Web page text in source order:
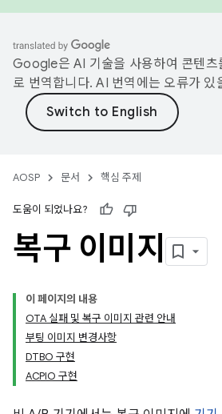
Google은 AI 기술을 사용하여 콘텐츠
로 번역합니다. AI 번역에는 오류가 있
AOSP 문서 핵심 주제
도움이 되었나요?
복구 이미지
이 페이지의 내용
OTA 실패 및 복구 이미지 관련 안내
부팅 이미지 변경사항
DTBO 구현
ACPIO 구현